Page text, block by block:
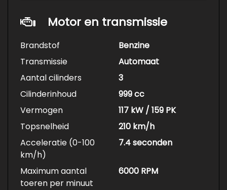
Motor en transmissie
Brandstof
Benzine
Transmissie
Automaat
Aantal cilinders
3
Cilinderinhoud
999 cc
Vermogen
117 kW / 159 PK
Topsnelheid
210 km/h
Acceleratie (0-100
km/h)
7.4 seconden
Maximum aantal
toeren per minuut
6000 RPM